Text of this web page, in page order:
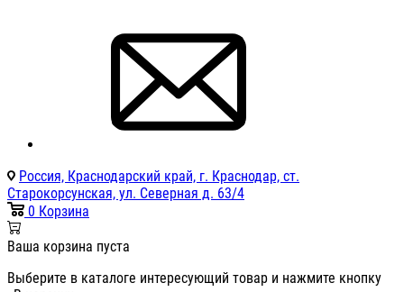
Россия, Краснодарский край, г. Краснодар, ст.
Старокорсунская, ул. Северная д. 63/4
0 Корзина
Ваша корзина пуста
Выберите в каталоге интересующий товар и нажмите кнопку